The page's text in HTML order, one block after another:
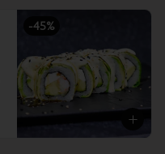
-45%